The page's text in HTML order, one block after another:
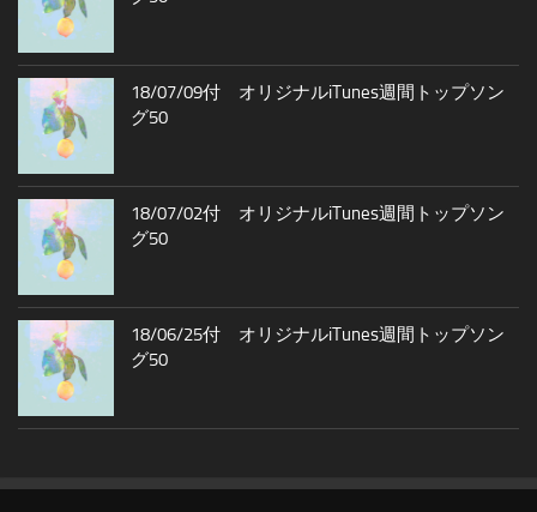
18/07/09付 オリジナルiTunes週間トップソン
グ50
18/07/02付 オリジナルiTunes週間トップソン
グ50
18/06/25付 オリジナルiTunes週間トップソン
グ50